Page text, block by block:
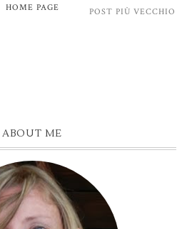
POST PIÙ VECCHIO
HOME PAGE
ABOUT ME